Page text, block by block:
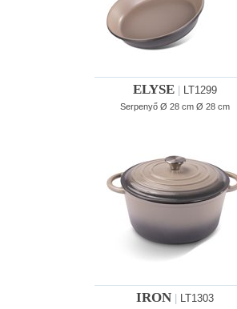
ELYSE| LT1299
Serpenyő Ø 28 cm Ø 28 cm
IRON LT1303